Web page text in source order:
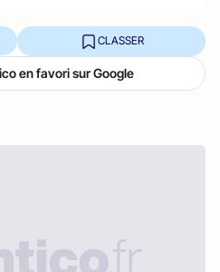
CLASSER
en favori sur Google